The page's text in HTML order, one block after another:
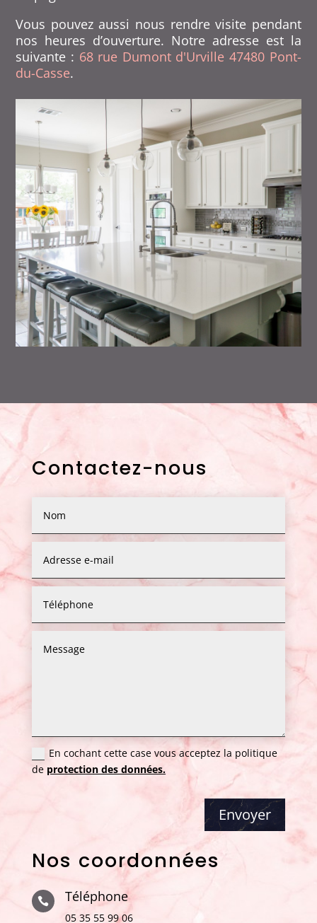
Vous pouvez aussi nous rendre visite pendant
nos heures d’ouverture. Notre adresse est la
suivante : 68 rue Dumont d'Urville 47480 Pont-
du-Casse.
Contactez-nous
En cochant cette case vous acceptez la politique
de protection des données.
Envoyer
Nos coordonnées
 Téléphone
05 35 55 99 06